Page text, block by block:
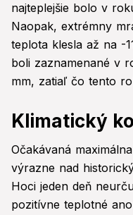
najteplejšie bolo v
Naopak, extrémny
teplota klesla až na -
boli zaznamenané v
mm, zatiaľ čo tento
Klimatický
Očakávaná
výrazne nad
Hoci jeden deň
pozitívne teplotné